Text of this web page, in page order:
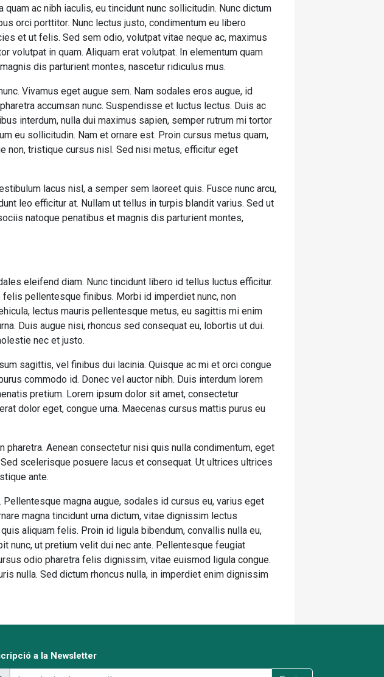
ac nibh iaculis, eu tincidunt nunc sollicitudin. Nunc dictum
orci porttitor. Nunc lectus justo, condimentum eu libero
et ut felis. Sed sem odio, volutpat vitae neque ac, maximus
volutpat in quam. Aliquam erat volutpat. In elementum quam
dis parturient montes, nascetur ridiculus mus.
Vivamus eget augue sem. Nam sodales eros augue, id
accumsan nunc. Suspendisse et luctus lectus. Duis ac
interdum, nulla dui maximus sapien, semper rutrum mi tortor
eu sollicitudin. Nam et ornare est. Proin cursus metus quam,
non, tristique cursus nisl. Sed nisi metus, efficitur eget
lacus nisl, a semper sem laoreet quis. Fusce nunc arcu,
leo efficitur at. Nullam ut tellus in turpis blandit varius. Sed ut
natoque penatibus et magnis dis parturient montes,
eleifend diam. Nunc tincidunt libero id tellus luctus efficitur.
pellentesque finibus. Morbi id imperdiet nunc, non
lectus mauris pellentesque metus, eu sagittis mi enim
Duis augue nisi, rhoncus sed consequat eu, lobortis ut dui.
nec et justo.
sagittis, vel finibus dui lacinia. Quisque ac mi et orci congue
commodo id. Donec vel auctor nibh. Duis interdum lorem
pretium. Lorem ipsum dolor sit amet, consectetur
dolor eget, congue urna. Maecenas cursus mattis purus eu
Aenean consectetur nisi quis nulla condimentum, eget
scelerisque posuere lacus et consequat. Ut ultrices ultrices
ante.
magna augue, sodales id cursus eu, varius eget
magna tincidunt urna dictum, vitae dignissim lectus
aliquam felis. Proin id ligula bibendum, convallis nulla eu,
nunc, ut pretium velit dui nec ante. Pellentesque feugiat
odio pharetra felis dignissim, vitae euismod ligula congue.
nulla. Sed dictum rhoncus nulla, in imperdiet enim dignissim
a la Newsletter